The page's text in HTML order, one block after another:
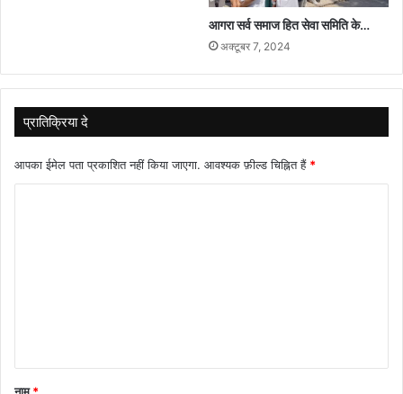
आगरा सर्व समाज हित सेवा समिति के…
अक्टूबर 7, 2024
प्रातिक्रिया दे
आपका ईमेल पता प्रकाशित नहीं किया जाएगा. आवश्यक फ़ील्ड चिह्नित हैं *
नाम*